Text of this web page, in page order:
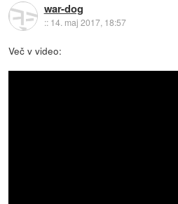
war-dog
:: 14. maj 2017, 18:57
Več v video: